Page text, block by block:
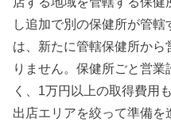
し追加で別の保健所が管
は、新たに管轄保健所か
りません。保健所ごと営
く、1万円以上の取得費用
出店エリアを絞って準備を